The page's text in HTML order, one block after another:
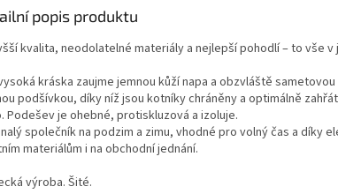
popis produktu
kvalita, neodolatelné materiály a nejlepší pohodlí – to vše v
kráska zaujme jemnou kůží napa a obzvláště
podšívkou, díky níž jsou kotníky chráněny a optimálně
Podešev je ohebné, protiskluzová a izoluje.
společník na podzim a zimu, vhodné pro volný čas a díky
materiálům i na obchodní jednání.
výroba. Šité.